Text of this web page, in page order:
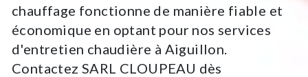
chauffage fonctionne de manière fiable et
économique en optant pour nos services
d'entretien chaudière à Aiguillon.
Contactez SARL CLOUPEAU dès